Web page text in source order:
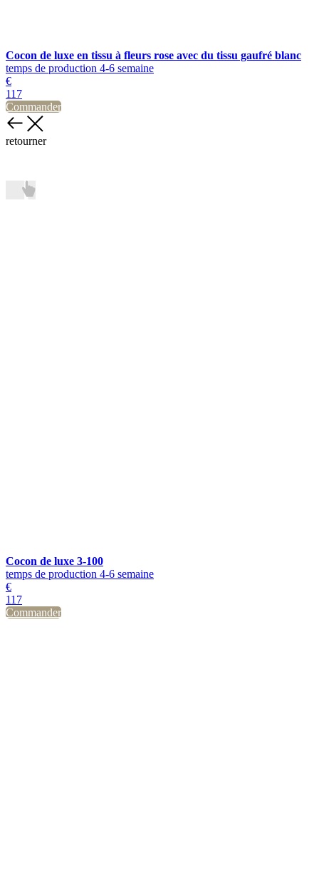
Cocon de luxe en tissu à fleurs rose avec du tissu gaufré blanc
temps de production 4-6 semaine
€
117
Commander
retourner
Cocon de luxe 3-100
temps de production 4-6 semaine
€
117
Commander